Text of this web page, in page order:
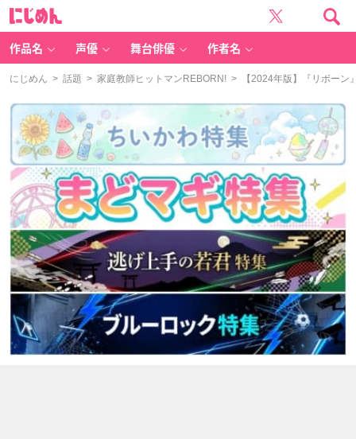
作品名 声優 舞台俳優 作者名
にじめん > 話題 > 家庭教師ヒットマンREBORN! > 【2024年版】『リボーン